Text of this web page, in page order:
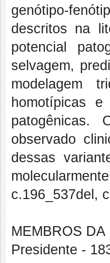
genótipo-
descritos na
potencial
selvagem,
modelagem
homotípicas
patogênicas.
observado
dessas
c.196_537del,
MEMBROS DA
Presidente -